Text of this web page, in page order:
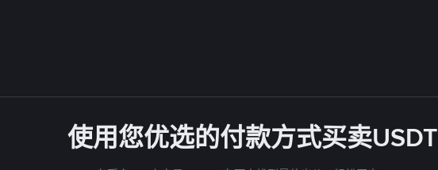
使用您优选的付款方式买卖USDT